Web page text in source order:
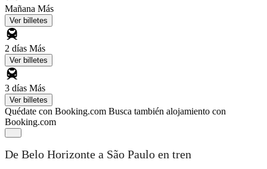
Mañana Más
Ver billetes
2 días Más
Ver billetes
3 días Más
Ver billetes
Quédate con Booking.com Busca también alojamiento con
Booking.com
De Belo Horizonte a São Paulo en tren